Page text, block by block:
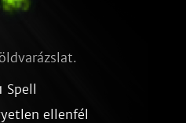
ellenfél